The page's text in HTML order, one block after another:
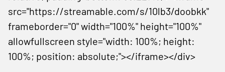
src="https://streamable.com/s/10lb3/doobkk"
frameborder="0" width="100%" height="100%"
allowfullscreen style="width: 100%; height:
100%; position: absolute;"></iframe></div>